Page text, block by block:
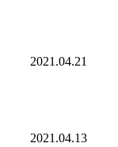
2021.04.21
2021.04.13